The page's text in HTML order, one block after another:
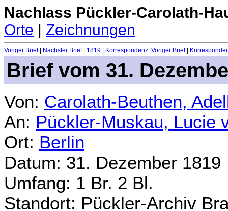
Nachlass Pückler-Carolath-
Orte | Zeichnungen
Voriger Brief| Nächster Brief| 1819 Korrespondenz: Voriger Brief|
Brief vom 31.
Von: Carolath-Beuthen,
An: Pückler-Muskau, Lucie
Ort: Berlin
Datum: 31. Dezember 1819
Umfang: 1 Br. 2 Bl.
Standort: Pückler-Archiv